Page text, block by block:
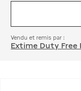
Vendu et remis par :
Extime Duty Free